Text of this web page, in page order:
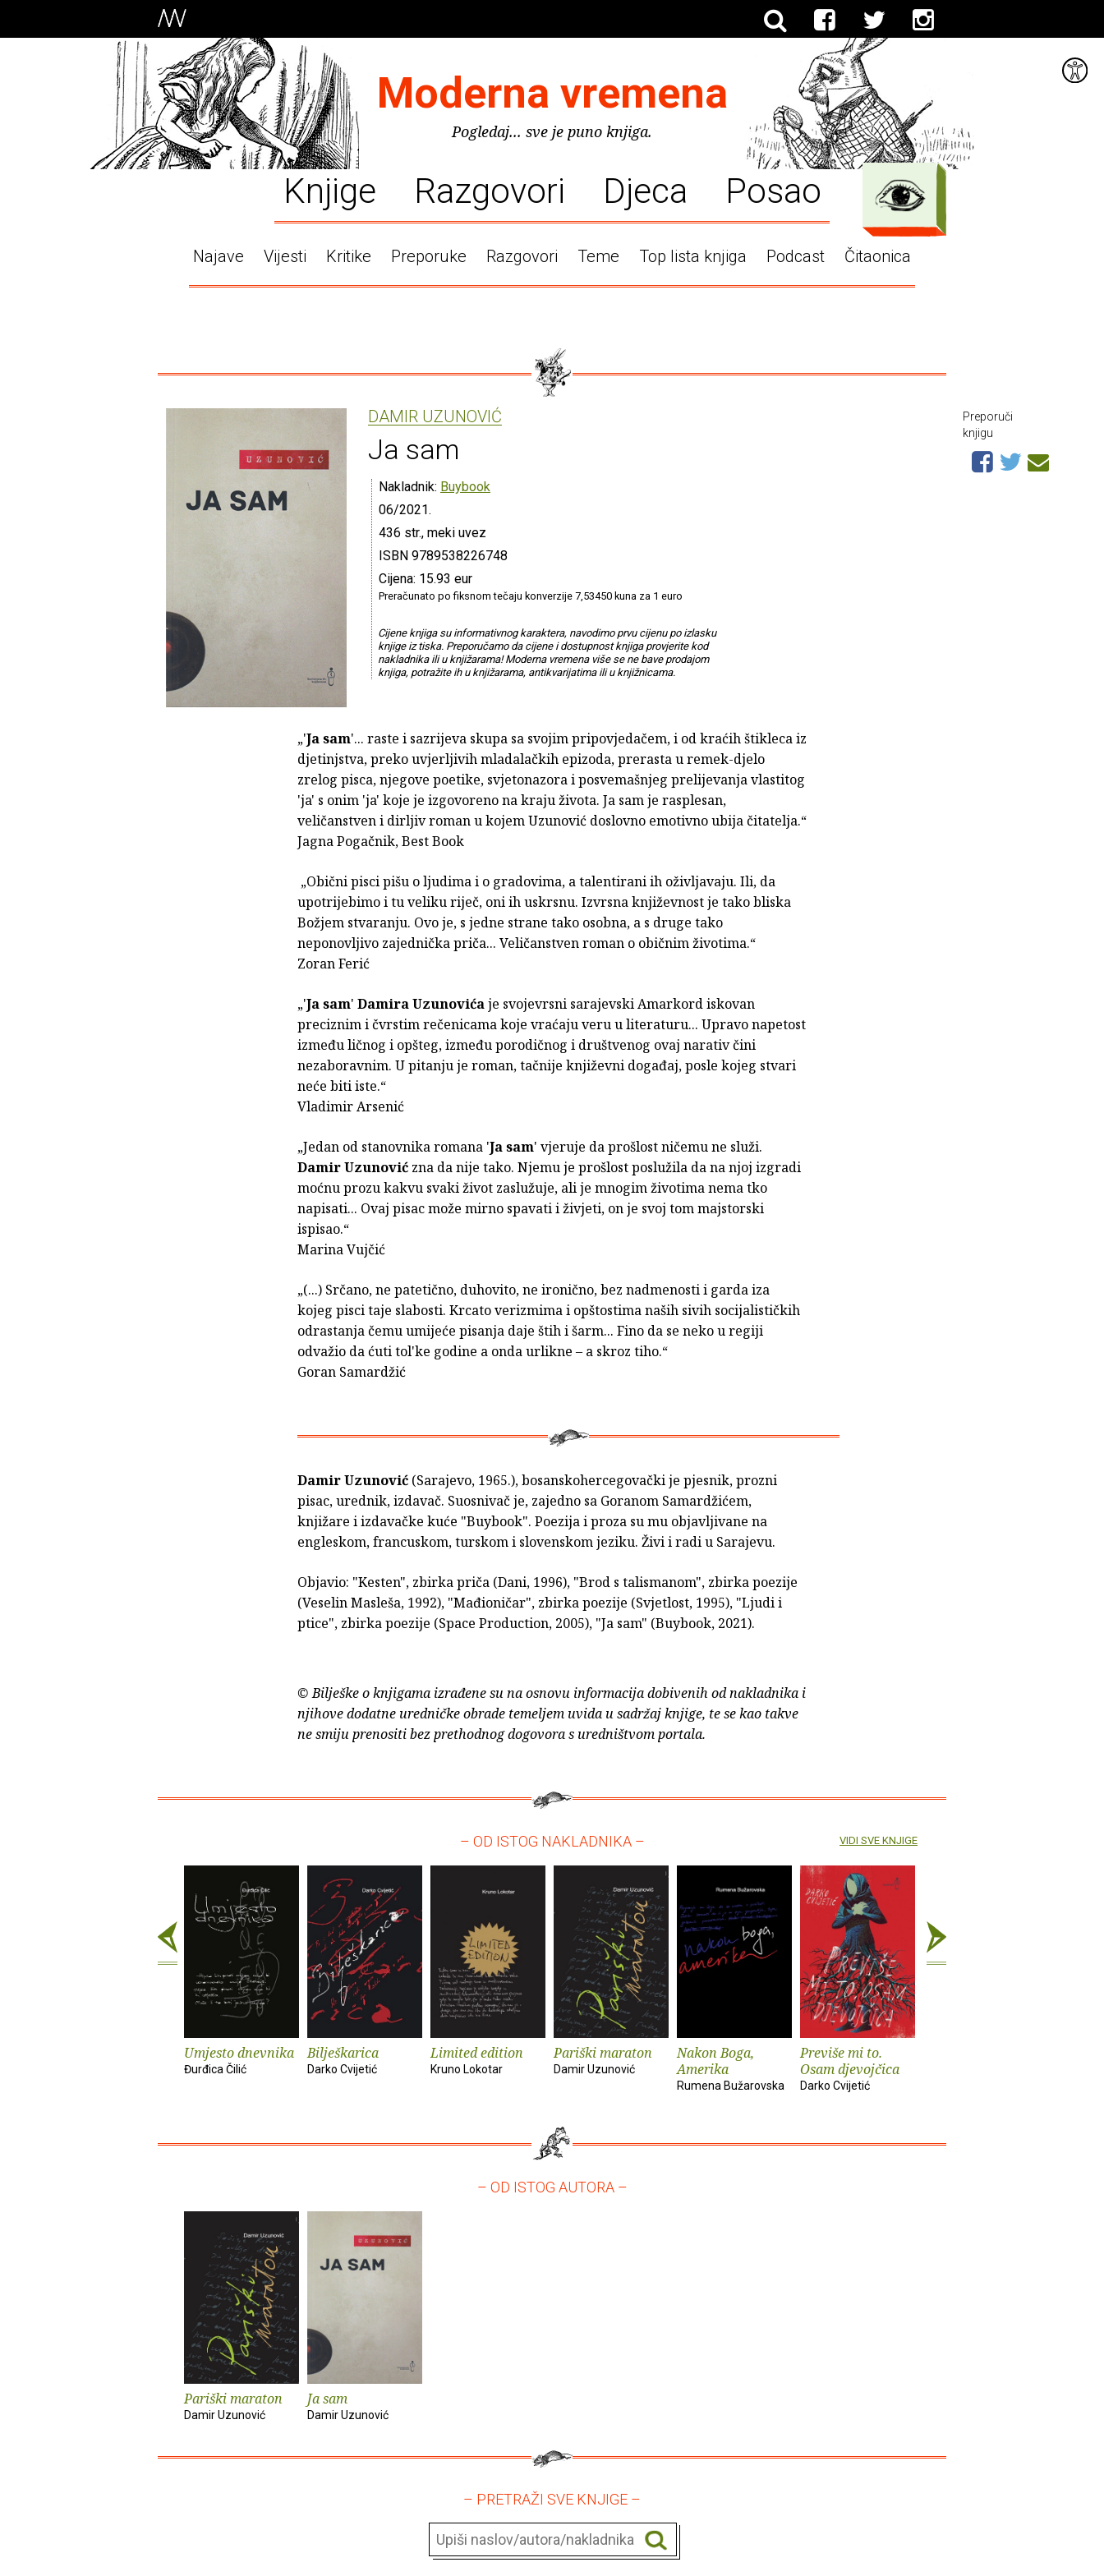
Moderna vremena
Pogledaj... sve je puno knjiga.
Knjige Razgovori Djeca Posao
Najave Vijesti Kritike Preporuke Razgovori Teme Top lista knjiga Podcast Čitaonica
DAMIR UZUNOVIĆ
Ja sam
Nakladnik: Buybook
06/2021.
436 str., meki uvez
ISBN 9789538226748
Cijena: 15.93 eur
Preračunato po fiksnom tečaju konverzije 7,53450 kuna za 1 euro
Cijene knjiga su informativnog karaktera, navodimo prvu cijenu po izlasku
knjige iz tiska. Preporučamo da cijene i dostupnost knjiga provjerite kod
nakladnika ili u knjižarama! Moderna vremena više se ne bave prodajom
knjiga, potražite ih u knjižarama, antikvarijatima ili u knjižnicama.
„'Ja sam'... raste i sazrijeva skupa sa svojim pripovjedačem, i od kraćih štikleca iz
djetinjstva, preko uvjerljivih mladalačkih epizoda, prerasta u remek-djelo
zrelog pisca, njegove poetike, svjetonazora i posvemašnjeg prelijevanja vlastitog
'ja' s onim 'ja' koje je izgovoreno na kraju života. Ja sam je rasplesan,
veličanstven i dirljiv roman u kojem Uzunović doslovno emotivno ubija čitatelja.“
Jagna Pogačnik, Best Book
„Obični pisci pišu o ljudima i o gradovima, a talentirani ih oživljavaju. Ili, da
upotrijebimo i tu veliku riječ, oni ih uskrsnu. Izvrsna književnost je tako bliska
Božjem stvaranju. Ovo je, s jedne strane tako osobna, a s druge tako
neponovljivo zajednička priča... Veličanstven roman o običnim životima.“
Zoran Ferić
„'Ja sam' Damira Uzunovićaje svojevrsni sarajevski Amarkord iskovan
preciznim i čvrstim rečenicama koje vraćaju veru u literaturu... Upravo napetost
između ličnog i opšteg, između porodičnog i društvenog ovaj narativ čini
nezaboravnim. U pitanju je roman, tačnije književni događaj, posle kojeg stvari
neće biti iste.“
Vladimir Arsenić
„Jedan od stanovnika romana 'Ja sam' vjeruje da prošlost ničemu ne služi.
Damir Uzunović zna da nije tako. Njemu je prošlost poslužila da na njoj izgradi
moćnu prozu kakvu svaki život zaslužuje, ali je mnogim životima nema tko
napisati... Ovaj pisac može mirno spavati i živjeti, on je svoj tom majstorski
ispisao.“
Marina Vujčić
„(...) Srčano, ne patetično, duhovito, ne ironično, bez nadmenosti i garda iza
kojeg pisci taje slabosti. Krcato verizmima i opštostima naših sivih socijalističkih
odrastanja čemu umijeće pisanja daje štih i šarm... Fino da se neko u regiji
odvažio da ćuti tol'ke godine a onda urlikne – a skroz tiho.“
Goran Samardžić
Damir Uzunović (Sarajevo, 1965.), bosanskohercegovački je pjesnik, prozni
pisac, urednik, izdavač. Suosnivač je, zajedno sa Goranom Samardžićem,
knjižare i izdavačke kuće "Buybook". Poezija i proza su mu objavljivane na
engleskom, francuskom, turskom i slovenskom jeziku. Živi i radi u Sarajevu.
Objavio: "Kesten", zbirka priča (Dani, 1996), "Brod s talismanom", zbirka poezije
(Veselin Masleša, 1992), "Mađioničar", zbirka poezije (Svjetlost, 1995), "Ljudi i
ptice", zbirka poezije (Space Production, 2005), "Ja sam" (Buybook, 2021).
© Bilješke o knjigama izrađene su na osnovu informacija dobivenih od nakladnika i
njihove dodatne uredničke obrade temeljem uvida u sadržaj knjige, te se kao takve
ne smiju prenositi bez prethodnog dogovora s uredništvom portala.
Preporuči
knjigu
– OD ISTOG NAKLADNIKA –
Umjesto dnevnika
Đurđica Čilić
Bilješkarica
Darko Cvijetić
Limited edition
Kruno Lokotar
Pariški maraton
Damir Uzunović
Nakon Boga,
Amerika
Rumena Bužarovska
Previše mi to.
Osam djevojčica
Darko Cvijetić
VIDI SVE KNJIGE
– OD ISTOG AUTORA –
Pariški maraton
Damir Uzunović
Ja sam
Damir Uzunović
– PRETRAŽI SVE KNJIGE –